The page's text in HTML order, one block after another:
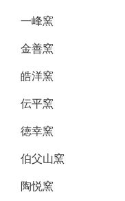
一峰窯
金善窯
皓洋窯
伝平窯
徳幸窯
伯父山窯
陶悦窯